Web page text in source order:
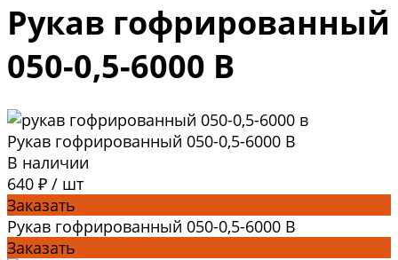
Рукав гофрированный
050-0,5-6000 В
Рукав гофрированный 050-0,5-6000 В
В наличии
640 ₽ / шт
Заказать
Рукав гофрированный 050-0,5-6000 В
Заказать